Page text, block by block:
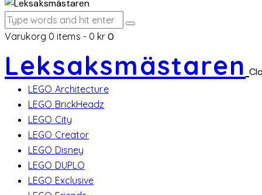
Varukorg 0 items - 0 kr 0
Leksaksmästaren
LEGO Architecture
LEGO BrickHeadz
LEGO City
LEGO Creator
LEGO Disney
LEGO DUPLO
LEGO Exclusive